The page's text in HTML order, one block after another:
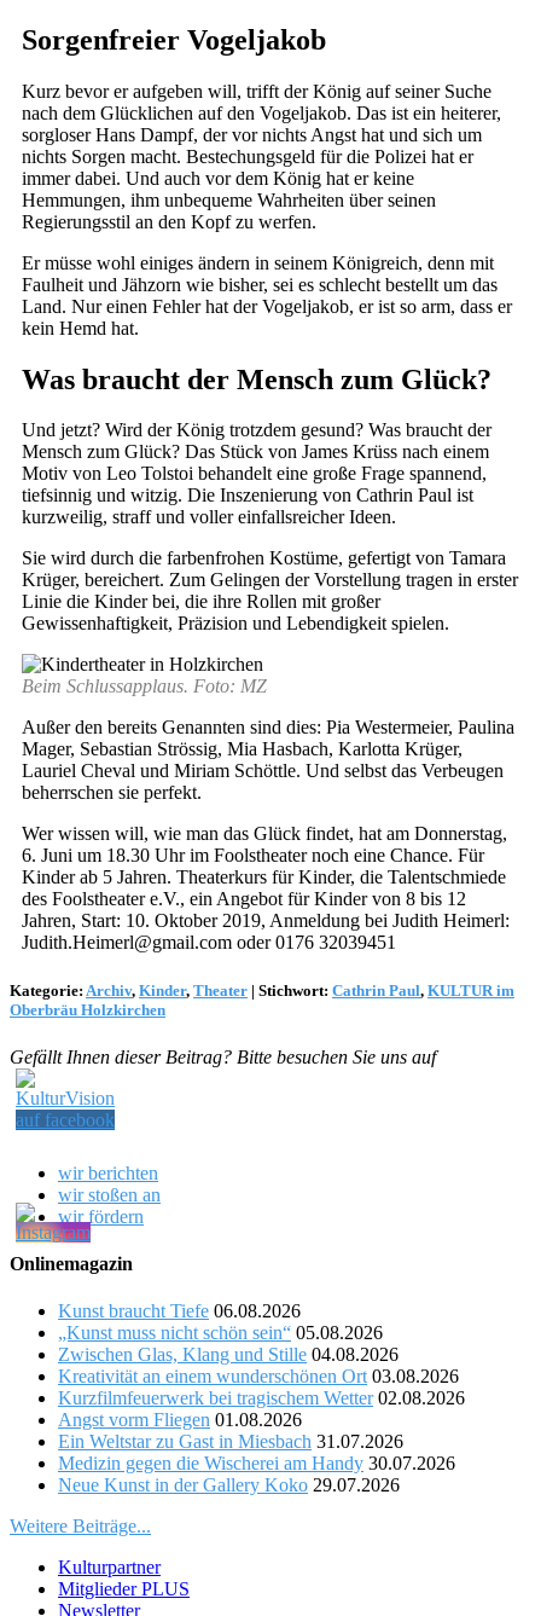
Sorgenfreier Vogeljakob
Kurz bevor er aufgeben will, trifft der König auf seiner Suche
nach dem Glücklichen auf den Vogeljakob. Das ist ein heiterer,
sorgloser Hans Dampf, der vor nichts Angst hat und sich um
nichts Sorgen macht. Bestechungsgeld für die Polizei hat er
immer dabei. Und auch vor dem König hat er keine
Hemmungen, ihm unbequeme Wahrheiten über seinen
Regierungsstil an den Kopf zu werfen.
Er müsse wohl einiges ändern in seinem Königreich, denn mit
Faulheit und Jähzorn wie bisher, sei es schlecht bestellt um das
Land. Nur einen Fehler hat der Vogeljakob, er ist so arm, dass er
kein Hemd hat.
Was braucht der Mensch zum Glück?
Und jetzt? Wird der König trotzdem gesund? Was braucht der
Mensch zum Glück? Das Stück von James Krüss nach einem
Motiv von Leo Tolstoi behandelt eine große Frage spannend,
tiefsinnig und witzig. Die Inszenierung von Cathrin Paul ist
kurzweilig, straff und voller einfallsreicher Ideen.
Sie wird durch die farbenfrohen Kostüme, gefertigt von Tamara
Krüger, bereichert. Zum Gelingen der Vorstellung tragen in erster
Linie die Kinder bei, die ihre Rollen mit großer
Gewissenhaftigkeit, Präzision und Lebendigkeit spielen.
Beim Schlussapplaus. Foto: MZ
Außer den bereits Genannten sind dies: Pia Westermeier, Paulina
Mager, Sebastian Strössig, Mia Hasbach, Karlotta Krüger,
Lauriel Cheval und Miriam Schöttle. Und selbst das Verbeugen
beherrschen sie perfekt.
Wer wissen will, wie man das Glück findet, hat am Donnerstag,
6. Juni um 18.30 Uhr im Foolstheater noch eine Chance. Für
Kinder ab 5 Jahren. Theaterkurs für Kinder, die Talentschmiede
des Foolstheater e.V., ein Angebot für Kinder von 8 bis 12
Jahren, Start: 10. Oktober 2019, Anmeldung bei Judith Heimerl:
Judith.Heimerl@gmail.com oder 0176 32039451
Kategorie: Archiv, Kinder, Theater | Stichwort: Cathrin Paul, KULTUR im
Oberbräu Holzkirchen
Gefällt Ihnen dieser Beitrag? Bitte besuchen Sie uns auf
wir berichten
wir stoßen an
wir fördern
Onlinemagazin
Kunst braucht Tiefe 06.08.2026
„Kunst muss nicht schön sein“ 05.08.2026
Zwischen Glas, Klang und Stille 04.08.2026
Kreativität an einem wunderschönen Ort 03.08.2026
Kurzfilmfeuerwerk bei tragischem Wetter 02.08.2026
Angst vorm Fliegen 01.08.2026
Ein Weltstar zu Gast in Miesbach 31.07.2026
Medizin gegen die Wischerei am Handy 30.07.2026
Neue Kunst in der Gallery Koko 29.07.2026
Weitere Beiträge...
Kulturpartner
Mitglieder PLUS
Newsletter